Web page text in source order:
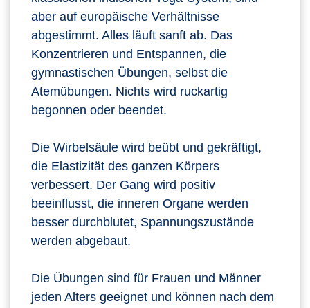
aber auf europäische Verhältnisse
abgestimmt. Alles läuft sanft ab. Das
Konzentrieren und Entspannen, die
gymnastischen Übungen, selbst die
Atemübungen. Nichts wird ruckartig
begonnen oder beendet.
Die Wirbelsäule wird beübt und gekräftigt,
die Elastizität des ganzen Körpers
verbessert. Der Gang wird positiv
beeinflusst, die inneren Organe werden
besser durchblutet, Spannungszustände
werden abgebaut.
Die Übungen sind für Frauen und Männer
jeden Alters geeignet und können nach dem